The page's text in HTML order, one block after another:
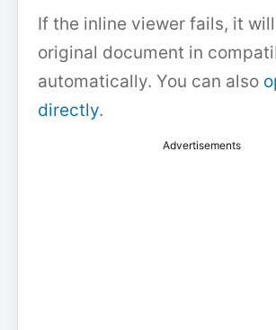
If the inline viewer fails, it
original document in
automatically. You can also
directly.
Advertisements